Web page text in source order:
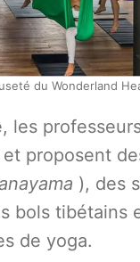
du Wonderland
les
proposent
), des
bols tibétains
de yoga.